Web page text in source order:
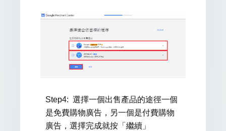
Step4: 選擇一個出售產品的途徑一個
是免費購物廣告，另一個是付費購物
廣告，選擇完成就按「繼續」